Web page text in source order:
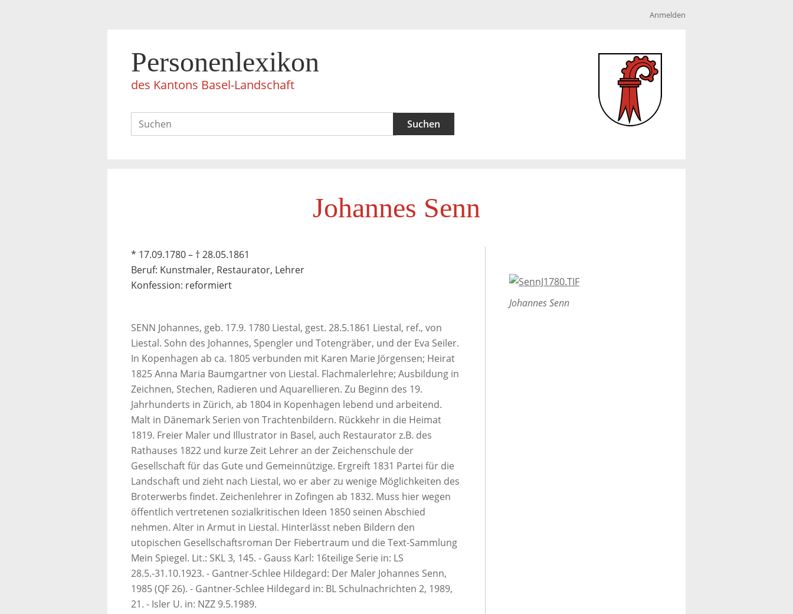
Anmelden
Personenlexikon
des Kantons Basel-Landschaft
Johannes Senn
* 17.09.1780 – † 28.05.1861
Beruf: Kunstmaler, Restaurator, Lehrer
Konfession: reformiert
Johannes Senn
SENN Johannes, geb. 17.9. 1780 Liestal, gest. 28.5.1861 Liestal, ref., von
Liestal. Sohn des Johannes, Spengler und Totengräber, und der Eva Seiler.
In Kopenhagen ab ca. 1805 verbunden mit Karen Marie Jörgensen; Heirat
1825 Anna Maria Baumgartner von Liestal. Flachmalerlehre; Ausbildung in
Zeichnen, Stechen, Radieren und Aquarellieren. Zu Beginn des 19.
Jahrhunderts in Zürich, ab 1804 in Kopenhagen lebend und arbeitend.
Malt in Dänemark Serien von Trachtenbildern. Rückkehr in die Heimat
1819. Freier Maler und Illustrator in Basel, auch Restaurator z.B. des
Rathauses 1822 und kurze Zeit Lehrer an der Zeichenschule der
Gesellschaft für das Gute und Gemeinnützige. Ergreift 1831 Partei für die
Landschaft und zieht nach Liestal, wo er aber zu wenige Möglichkeiten des
Broterwerbs findet. Zeichenlehrer in Zofingen ab 1832. Muss hier wegen
öffentlich vertretenen sozialkritischen Ideen 1850 seinen Abschied
nehmen. Alter in Armut in Liestal. Hinterlässt neben Bildern den
utopischen Gesellschaftsroman Der Fiebertraum und die Text-Sammlung
Mein Spiegel. Lit.: SKL 3, 145. - Gauss Karl: 16teilige Serie in: LS
28.5.-31.10.1923. - Gantner-Schlee Hildegard: Der Maler Johannes Senn,
1985 (QF 26). - Gantner-Schlee Hildegard in: BL Schulnachrichten 2, 1989,
21. - Isler U. in: NZZ 9.5.1989.